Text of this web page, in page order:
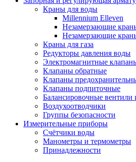
Краны для воды
Millennium Elleven
Незамерзающие
Незамерзающие
Краны для газа
Редукторы давления воды
Электромагнитные
Клапаны обратные
Клапаны
Клапаны подпиточные
Балансировочные вентили
Воздухоотводчики
Группы безопасности
Измерительные приборы
Счётчики воды
Манометры и термометры
Принадлежности